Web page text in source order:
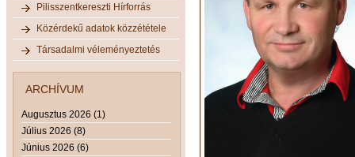
Pilisszentkereszti Hírforrás
Közérdekű adatok közzététele
Társadalmi véleményeztetés
ARCHÍVUM
Augusztus 2026 (1)
Július 2026 (8)
Június 2026 (6)